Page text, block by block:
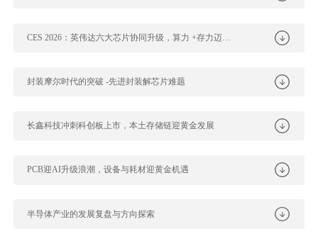
CES 2026：英伟达六大芯片协同升级，算力 +存力迈入新纪元
封装摩尔时代的突破 -先进封装解芯片难题
长鑫科技冲刺科创板上市，本土存储链迎黄金发展
PCB迎AI升级浪潮，设备与耗材迎黄金机遇
半导体产业的发展复盘与方向探索